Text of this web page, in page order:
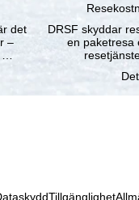
det
–
…
DRSF skyddar
en paketresa
Tillgänglighet